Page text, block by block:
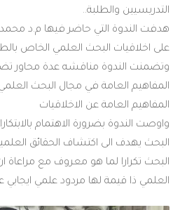
التدريسيين والطلبة..
هدفت الندوة التي حاضر فيها م.د
على اخلاقيات البحث العلمي الخاص
وتضمنت الندوة مناقشه عدة محاور
المفاهيم العامة في مجال البحث
المفاهيم العامة عن الاخلاقيات
واوصت الندوة بضرورة الاهتمام
البحث يهدف الى اكتشاف الحقائق
البحث تكرارا لما هو معروف مع مراعاة
العلمي ذا قيمة لها مردود علمي ايجابي